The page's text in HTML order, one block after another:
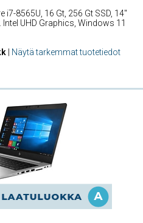
i7-8565U, 16 Gt, 256 Gt SSD, 14''
Intel UHD Graphics, Windows 11
Näytä tarkemmat tuotetiedot